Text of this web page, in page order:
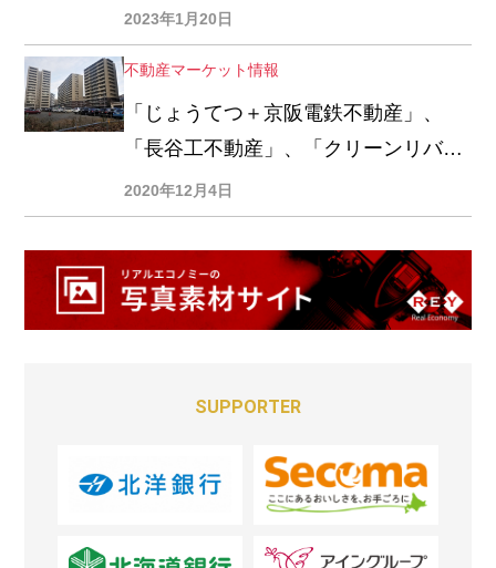
2023年1月20日
不動産マーケット情報
「じょうてつ＋京阪電鉄不動産」、
「長谷工不動産」、「クリーンリバ
ー」札幌市内分譲マンション新規3計
画
2020年12月4日
SUPPORTER